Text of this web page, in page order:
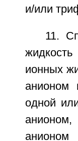
и/или
11.
ионных
анионом
одной